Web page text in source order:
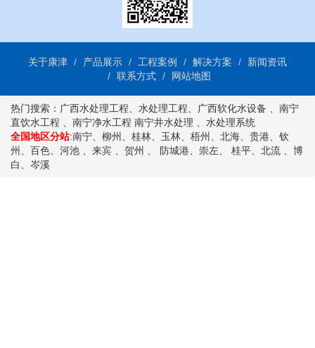
关于康津 产品展示 工程案例 解决方案
新闻资讯
联系方式
网站地图
热门搜索： 广西水处理工程、 水处理工程、 广西软化水设备 、 南宁
直饮水工程 、 南宁净水工程 南宁井水处理 、 水处理系统
全国地区分站:南宁、 柳州 、 桂林、 玉林、 梧州 、 北海、 贵港、 钦
州 、 百色、 河池 、 来宾 、 贺州 、 防城港、 崇左、 桂平、 北流 、 博
白、 岑溪